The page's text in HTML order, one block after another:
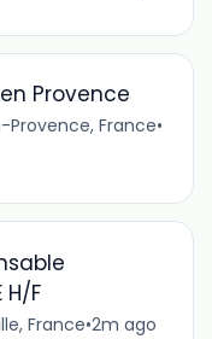
en Provence
Provence, France•
H/F
France•2m ago